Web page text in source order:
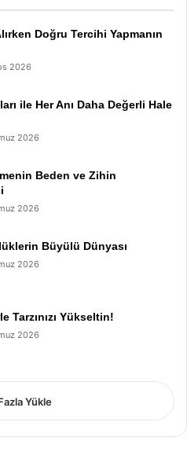
Doğru Tercihi Yapmanın
2026
ile Her Anı Daha Değerli Hale
2026
Beden ve Zihin
2026
Büyülü Dünyası
2026
Tarzınızı Yükseltin!
2026
Yükle